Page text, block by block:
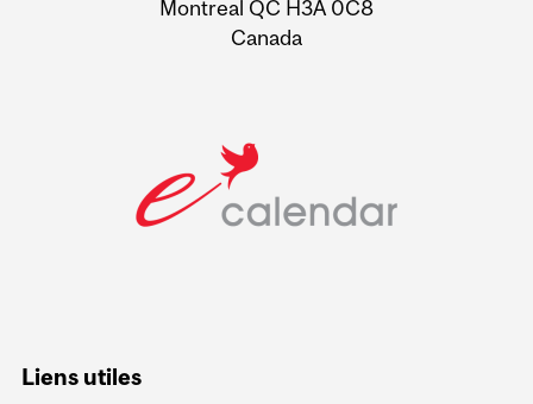
Montreal QC H3A 0C8
Canada
Liens utiles